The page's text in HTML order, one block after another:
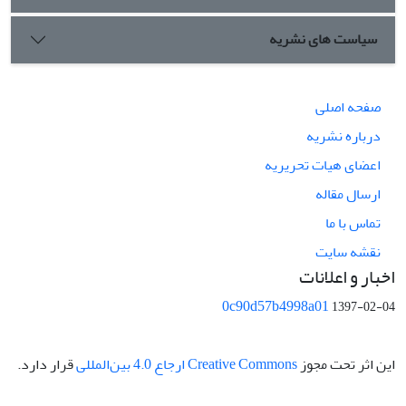
سیاست های نشریه
صفحه اصلی
درباره نشریه
اعضای هیات تحریریه
ارسال مقاله
تماس با ما
نقشه سایت
اخبار و اعلانات
0c90d57b4998a011397-02-04
این اثر تحت مجوز Creative Commons ارجاع 4.0 بین‌المللی قرار دارد.